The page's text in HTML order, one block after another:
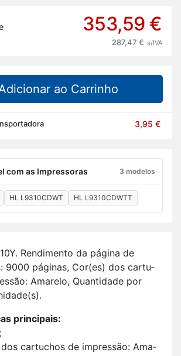
353,59 €
287,47 € s/IVA
ao Carrinho
3,95 €
com as Impressoras 3 modelos
HL L9310CDWT HL L9310CDWTT
Ren­di­mento da pá­gina de
9000 pá­ginas, Cor(es) dos car­tu­
Ama­relo, Quan­ti­dade por
prin­ci­pais:
car­tu­chos de im­pressão: Ama­